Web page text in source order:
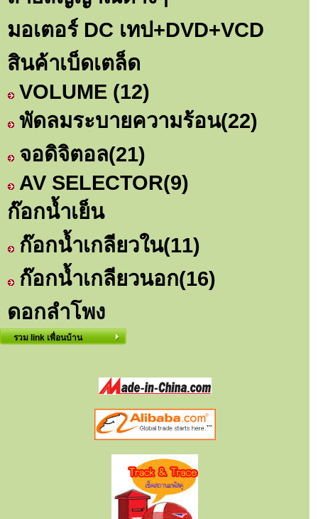
มอเตอร์ DC เทป+DVD+VCD
สินค้าเบ็ดเตล็ด
VOLUME (12)
พัดลมระบายความร้อน(22)
จอดิจิตอล(21)
AV SELECTOR(9)
ก๊อกน้ำเย็น
ก๊อกน้ำเกลียวใน(11)
ก๊อกน้ำเกลียวนอก(16)
ดอกลำโพง
รวม link เพื่อนบ้าน